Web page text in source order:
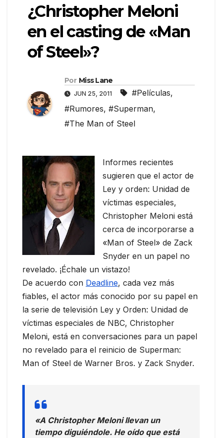
¿Christopher Meloni
en el casting de «Man
of Steel»?
Por Miss Lane
JUN 25, 2011 #Películas,
#Rumores, #Superman,
#The Man of Steel
Informes recientes
sugieren que el actor de
Ley y orden: Unidad de
víctimas especiales,
Christopher Meloni está
cerca de incorporarse a
«Man of Steel» de Zack
Snyder en un papel no
revelado. ¡Échale un vistazo!
De acuerdo con Deadline, cada vez más
fiables, el actor más conocido por su papel en
la serie de televisión Ley y Orden: Unidad de
víctimas especiales de NBC, Christopher
Meloni, está en conversaciones para un papel
no revelado para el reinicio de Superman:
Man of Steel de Warner Bros. y Zack Snyder.
«A Christopher Meloni llevan un
tiempo diguiéndole. He oído que está